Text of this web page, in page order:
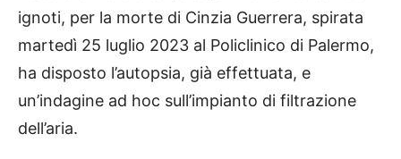
ignoti, per la morte di Cinzia Guerrera, spirata
martedì 25 luglio 2023 al Policlinico di Palermo,
ha disposto l’autopsia, già effettuata, e
un’indagine ad hoc sull’impianto di filtrazione
dell’aria.